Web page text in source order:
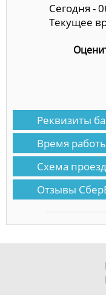
Сегодня -
Текущее
Реквизиты
Время
Схема
Отзывы